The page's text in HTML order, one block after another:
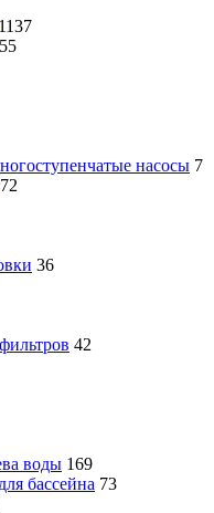
1137
насосы 7
36
42
воды 169
бассейна 73